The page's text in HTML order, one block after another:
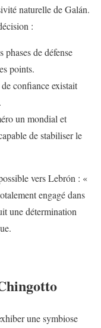
naturelle de Galán.
:
de défense
points.
confiance existait
un mondial et
de stabiliser le
vers Lebrón : «
engagé dans
une détermination
une symbiose